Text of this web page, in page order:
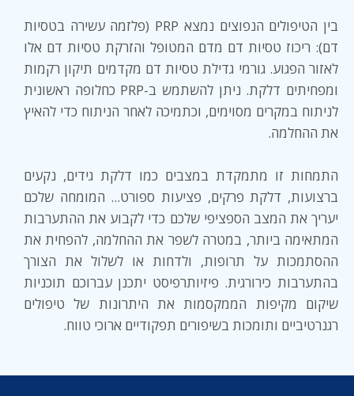
בין הטיפולים הנפוצים נמצא PRP (פלזמה עשירה בטסיות
דם): ריכוז טסיות דם מדם המטופל והזרקת טסיות דם אלו
לאזור הפגוע. גורמי גדילת טסיות דם מקדמים תיקון רקמות
ומפחיתים דלקת. ניתן להשתמש ב-PRP כחלופה ראשונית
לניתוח במקרים מסוימים, וכתמיכה לאחר הניתוח כדי להאיץ
את ההחלמה.
התמחות זו מתמקדת במצבים כמו דלקת גידים, נקעים
ברצועות, דלקת פרקים, פציעות ספורט... המומחה שלכם
יעריך את המצב הספציפי שלכם כדי לקבוע את ההתערבות
המתאימה ביותר, במטרה לשפר את ההחלמה, להפחית את
ההסתמכות על תרופות, ולדחות או לשלול את הצורך
בהתערבות כירורגית. פיזיותרפיסט יתכנן עברוכם תוכניות
שיקום מקיפות הממקסמות את היתרונות של טיפולים
רגנרטיביים ותומכות בשיפורים תפקודיים ארוכי טווח.